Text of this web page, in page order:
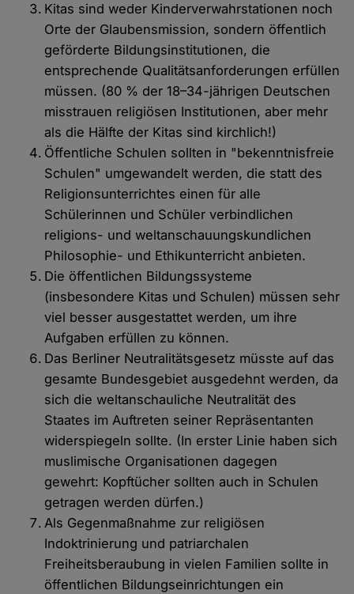
Kitas sind weder Kinderverwahrstationen noch
Orte der Glaubensmission, sondern öffentlich
geförderte Bildungsinstitutionen, die
entsprechende Qualitätsanforderungen erfüllen
müssen. (80 % der 18–34-jährigen Deutschen
misstrauen religiösen Institutionen, aber mehr
als die Hälfte der Kitas sind kirchlich!)
Öffentliche Schulen sollten in "bekenntnisfreie
Schulen" umgewandelt werden, die statt des
Religionsunterrichtes einen für alle
Schülerinnen und Schüler verbindlichen
religions- und weltanschauungskundlichen
Philosophie- und Ethikunterricht anbieten.
Die öffentlichen Bildungssysteme
(insbesondere Kitas und Schulen) müssen sehr
viel besser ausgestattet werden, um ihre
Aufgaben erfüllen zu können.
Das Berliner Neutralitätsgesetz müsste auf das
gesamte Bundesgebiet ausgedehnt werden, da
sich die weltanschauliche Neutralität des
Staates im Auftreten seiner Repräsentanten
widerspiegeln sollte. (In erster Linie haben sich
muslimische Organisationen dagegen
gewehrt: Kopftücher sollten auch in Schulen
getragen werden dürfen.)
Als Gegenmaßnahme zur religiösen
Indoktrinierung und patriarchalen
Freiheitsberaubung in vielen Familien sollte in
öffentlichen Bildungseinrichtungen ein